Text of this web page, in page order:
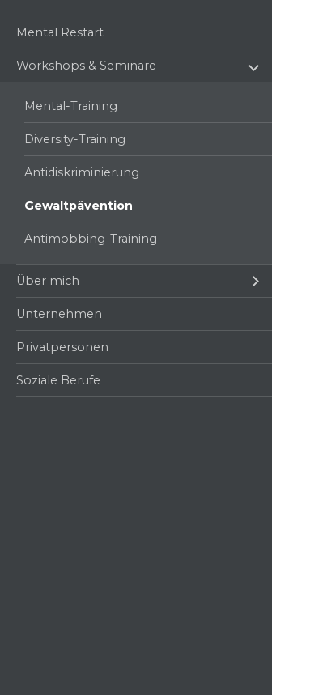
Mental Restart
Workshops & Seminare
Mental-Training
Diversity-Training
Antidiskriminierung
Gewaltpävention
Antimobbing-Training
Über mich
Unternehmen
Privatpersonen
Soziale Berufe